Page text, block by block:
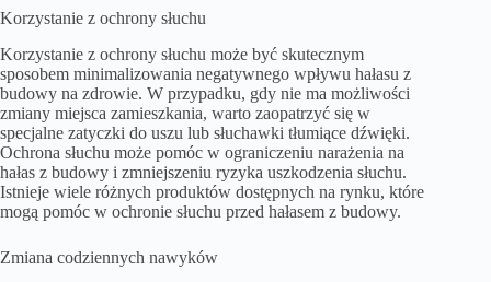
Korzystanie z ochrony słuchu
Korzystanie z ochrony słuchu może być skutecznym
sposobem minimalizowania negatywnego wpływu hałasu z
budowy na zdrowie. W przypadku, gdy nie ma możliwości
zmiany miejsca zamieszkania, warto zaopatrzyć się w
specjalne zatyczki do uszu lub słuchawki tłumiące dźwięki.
Ochrona słuchu może pomóc w ograniczeniu narażenia na
hałas z budowy i zmniejszeniu ryzyka uszkodzenia słuchu.
Istnieje wiele różnych produktów dostępnych na rynku, które
mogą pomóc w ochronie słuchu przed hałasem z budowy.
Zmiana codziennych nawyków